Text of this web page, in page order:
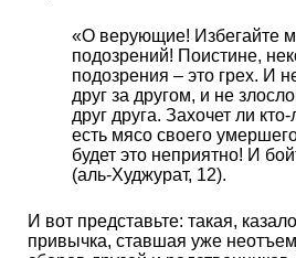
«О верующие! Избегайте
подозрений! Поистине,
подозрения – это грех. И
друг за другом, и не
друг друга. Захочет ли
есть мясо своего
будет это неприятно! И
(аль-Худжурат, 12).
И вот представьте: такая,
привычка, ставшая уже